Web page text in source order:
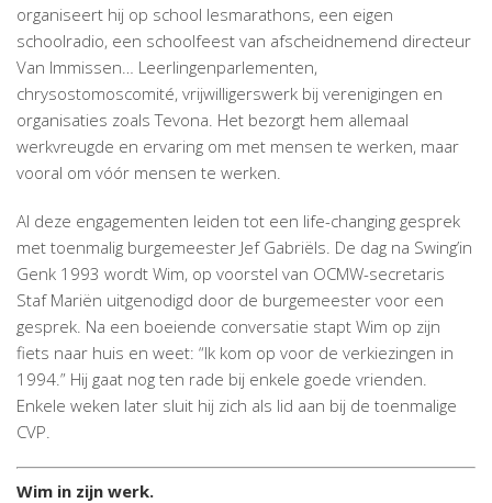
organiseert hij op school lesmarathons, een eigen
schoolradio, een schoolfeest van afscheidnemend directeur
Van Immissen… Leerlingenparlementen,
chrysostomoscomité, vrijwilligerswerk bij verenigingen en
organisaties zoals Tevona. Het bezorgt hem allemaal
werkvreugde en ervaring om met mensen te werken, maar
vooral om vóór mensen te werken.
Al deze engagementen leiden tot een life-changing gesprek
met toenmalig burgemeester Jef Gabriëls. De dag na Swing’in
Genk 1993 wordt Wim, op voorstel van OCMW-secretaris
Staf Mariën uitgenodigd door de burgemeester voor een
gesprek. Na een boeiende conversatie stapt Wim op zijn
fiets naar huis en weet: “Ik kom op voor de verkiezingen in
1994.” Hij gaat nog ten rade bij enkele goede vrienden.
Enkele weken later sluit hij zich als lid aan bij de toenmalige
CVP.
Wim in zijn werk.